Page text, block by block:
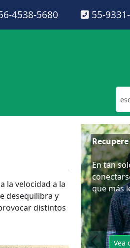
4538-5680 55-
la velocidad a la
desequilibra y
distintos
En tan
que más
Vea